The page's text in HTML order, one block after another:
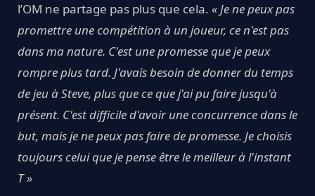
l’OM ne partage pas plus que cela. « Je ne peux pas
promettre une compétition à un joueur, ce n'est pas
dans ma nature. C'est une promesse que je peux
rompre plus tard. J'avais besoin de donner du temps
de jeu à Steve, plus que ce que j'ai pu faire jusqu'à
présent. C'est difficile d'avoir une concurrence dans le
but, mais je ne peux pas faire de promesse. Je choisis
toujours celui que je pense être le meilleur à l'instant
T »